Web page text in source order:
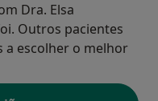
Dra. Elsa
Outros pacientes
a escolher o melhor